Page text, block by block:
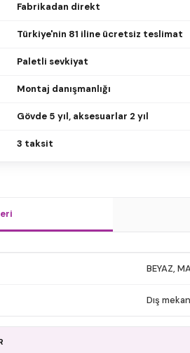
Fabrikadan direkt
Türkiye'nin 81 iline ücretsiz teslimat
Paletli sevkiyat
Montaj danışmanlığı
Gövde 5 yıl, aksesuarlar 2 yıl
3 taksit
BEYAZ,
Dış